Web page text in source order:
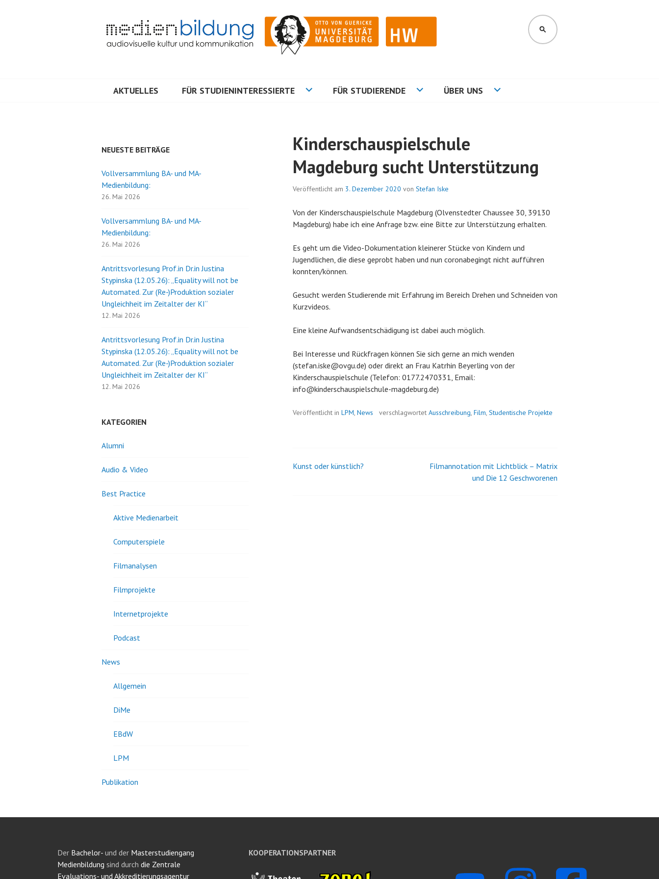
MEDIENBILDUNG
SUCHEN
AKTUELLES FÜR STUDIENINTERESSIERTE FÜR STUDIERENDE ÜBER UNS
Kinderschauspielschule
Magdeburg sucht Unterstützung
Veröffentlicht am 3. Dezember 2020 von Stefan Iske
Von der Kinderschauspielschule Magdeburg (Olvenstedter Chaussee 30, 39130
Magdeburg) habe ich eine Anfrage bzw. eine Bitte zur Unterstützung erhalten.
Es geht um die Video-Dokumentation kleinerer Stücke von Kindern und
Jugendlichen, die diese geprobt haben und nun coronabegingt nicht aufführen
konnten/können.
Gesucht werden Studierende mit Erfahrung im Bereich Drehen und Schneiden von
Kurzvideos.
Eine kleine Aufwandsentschädigung ist dabei auch möglich.
Bei Interesse und Rückfragen können Sie sich gerne an mich wenden
(stefan.iske@ovgu.de) oder direkt an Frau Katrhin Beyerling von der
Kinderschauspielschule (Telefon: 0177.2470331, Email:
info@kinderschauspielschule-magdeburg.de)
Veröffentlicht in LPM, News verschlagwortet Ausschreibung, Film, Studentische Projekte
Beitrags-
Kunst oder künstlich?
Filmannotation mit Lichtblick – Matrix
und Die 12 Geschworenen
NEUESTE BEITRÄGE
Vollversammlung BA- und MA-
Medienbildung:
26. Mai 2026
Vollversammlung BA- und MA-
Medienbildung:
26. Mai 2026
Antrittsvorlesung Prof.in Dr.in Justina
Stypinska (12.05.26): „Equality will not be
Automated. Zur (Re-)Produktion sozialer
Ungleichheit im Zeitalter der KI“
12. Mai 2026
Antrittsvorlesung Prof.in Dr.in Justina
Stypinska (12.05.26): „Equality will not be
Automated. Zur (Re-)Produktion sozialer
Ungleichheit im Zeitalter der KI“
12. Mai 2026
KATEGORIEN
Alumni
Audio & Video
Best Practice
Aktive Medienarbeit
Computerspiele
Filmanalysen
Filmprojekte
Internetprojekte
Podcast
News
Allgemein
DiMe
EBdW
LPM
Publikation
Der Bachelor- und der Masterstudiengang
Medienbildung sind durch die Zentrale
Evaluations- und Akkreditierungsagentur
KOOPERATIONSPARTNER